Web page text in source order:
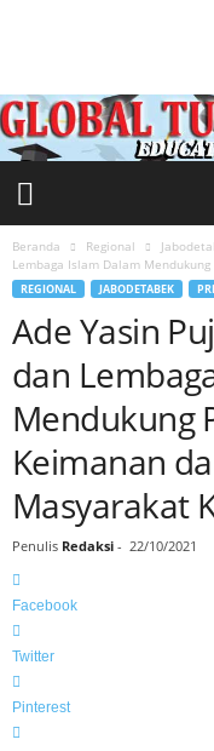
S
a
Beranda Regional
Lembaga Islam Dalam
REGIONAL JABODETABEK
Ade Yasin
dan
Mendukung
Keimanan
Masyarakat
Penulis Redaksi - 22/10/2021
Facebook
Twitter
Pinterest